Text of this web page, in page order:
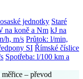
jednotky Staré
na koně a Nm kJ na
h, m/s Průtok: l/min,
SI Římské číslice
Spotřeba: l/100 km a
– převod